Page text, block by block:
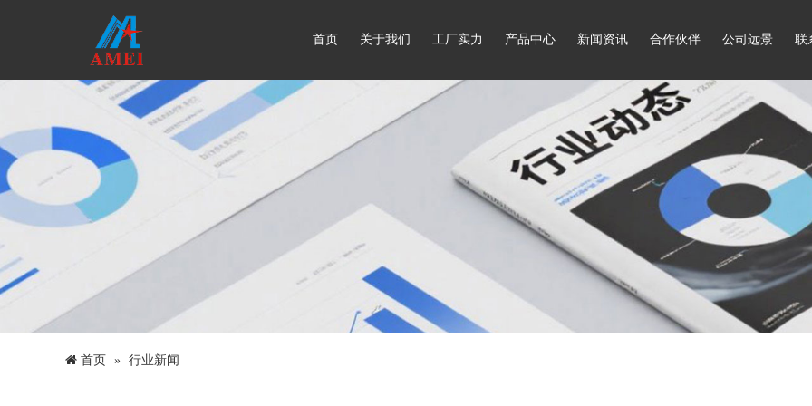
首页 关于我们 工厂实力 产品中心 新闻资讯 合作伙伴 公司远景 联
首页 行业新闻